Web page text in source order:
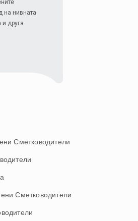
на нивната
и друга
Сметководители
Сметководители